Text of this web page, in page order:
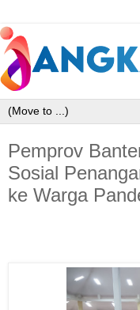
Pemprov
Sosial
ke Warga